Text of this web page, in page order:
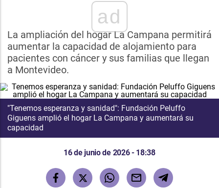
ad
La ampliación del hogar La Campana permitirá
aumentar la capacidad de alojamiento para
pacientes con cáncer y sus familias que llegan
a Montevideo.
"Tenemos esperanza y sanidad": Fundación Peluffo
Giguens amplió el hogar La Campana y aumentará su
capacidad
16 de junio de 2026 - 18:38